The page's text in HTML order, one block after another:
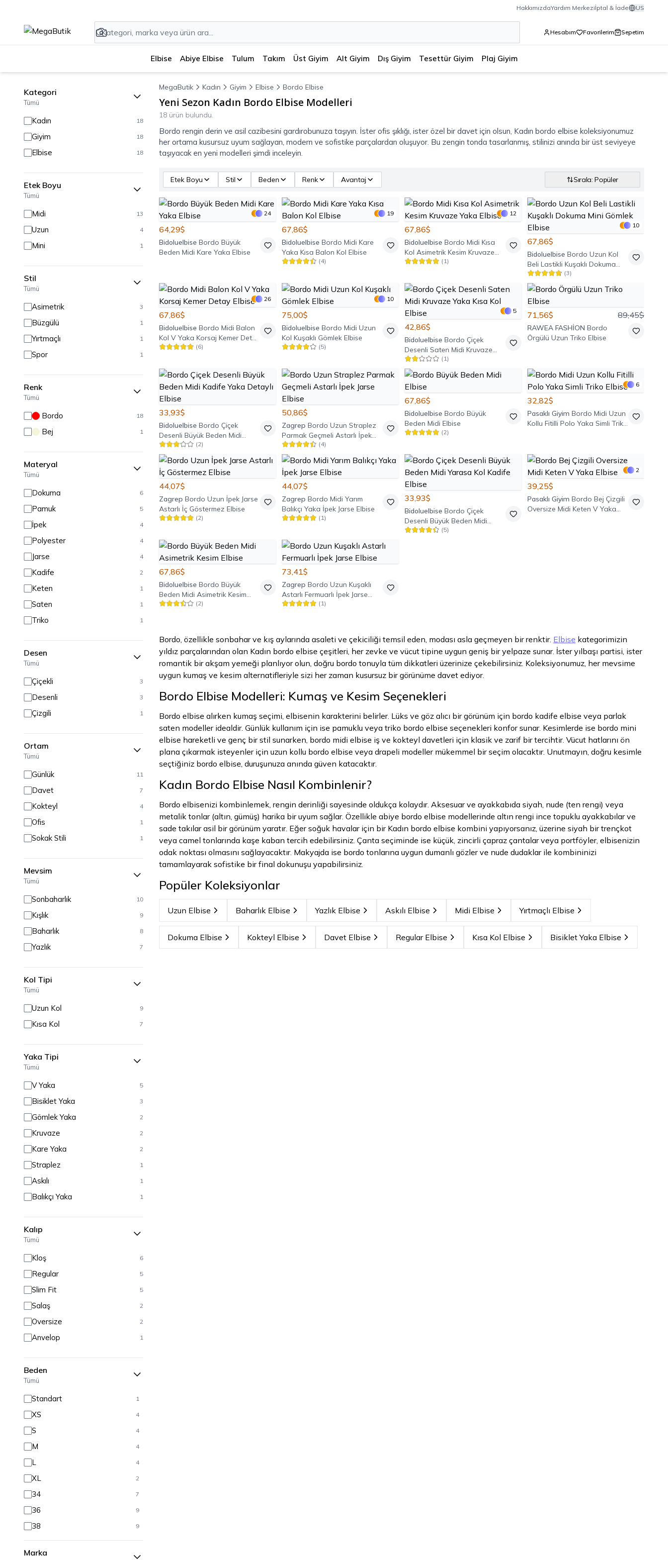
HakkımızdaYardım Merkeziİptal & İade US
Hesabım Favorilerim Sepetim
Elbise Abiye Elbise Tulum Takım Üst Giyim Alt Giyim Dış Giyim Tesettür Giyim Plaj Giyim
Kategori
Tümü
Kadın 18
Giyim 18
Elbise 18
Etek Boyu
Tümü
Midi 13
Uzun 4
Mini 1
Stil
Tümü
Asimetrik 3
Büzgülü 1
Yırtmaçlı 1
Spor 1
Renk
Tümü
Bordo 18
Bej 1
Materyal
Tümü
Dokuma 6
Pamuk 5
İpek 4
Polyester 4
Jarse 4
Kadife 2
Keten 1
Saten 1
Triko 1
Desen
Tümü
Çiçekli 3
Desenli 3
Çizgili 1
Ortam
Tümü
Günlük 11
Davet 7
Kokteyl 4
Ofis 1
Sokak Stili 1
Mevsim
Tümü
Sonbaharlık 10
Kışlık 9
Baharlık 8
Yazlık 7
Kol Tipi
Tümü
Uzun Kol 9
Kısa Kol 7
Yaka Tipi
Tümü
V Yaka 5
Bisiklet Yaka 3
Gömlek Yaka 2
Kruvaze 2
Kare Yaka 2
Straplez 1
Askılı 1
Balıkçı Yaka 1
Kalıp
Tümü
Kloş 6
Regular 5
Slim Fit 5
Salaş 2
Oversize 2
Anvelop 1
Beden
Tümü
Standart 1
XS 4
S 4
M 4
L 4
XL 2
34 7
36 9
38 9
40 8
42 7
Marka
MegaButik Kadın Giyim Elbise Bordo Elbise
Yeni Sezon Kadın Bordo Elbise Modelleri
18 ürün bulundu.
Bordo rengin derin ve asil cazibesini gardırobunuza taşıyın. İster ofis şıklığı, ister özel bir davet için olsun, Kadın bordo elbise koleksiyonumuz
her ortama kusursuz uyum sağlayan, modern ve sofistike parçalardan oluşuyor. Bu zengin tonda tasarlanmış, stilinizi anında bir üst seviyeye
taşıyacak en yeni modelleri şimdi inceleyin.
Etek Boyu Stil Beden Renk Avantaj Sırala: Popüler
24
64,29$
Bidoluelbise Bordo Büyük
Beden Midi Kare Yaka Elbise
19
67,86$
Bidoluelbise Bordo Midi Kare
Yaka Kısa Balon Kol Elbise
(4)
12
67,86$
Bidoluelbise Bordo Midi Kısa
Kol Asimetrik Kesim Kruvaze
Yaka Elbise ( 1)
10
67,86$
Bidoluelbise Bordo Uzun Kol
Beli Lastikli Kuşaklı Dokuma
Mini Gömlek Elbise
(3)
26
67,86$
Bidoluelbise Bordo Midi Balon
Kol V Yaka Korsaj Kemer Detay
Elbise
(6)
10
75,00$
Bidoluelbise Bordo Midi Uzun
Kol Kuşaklı Gömlek Elbise
(5)
5
42,86$
Bidoluelbise Bordo Çiçek
Desenli Saten Midi Kruvaze
Yaka Kısa Kol Elbise
( 1)
71,56$ 89,45$
RAWEA FASHİON Bordo
Örgülü Uzun Triko Elbise
33,93$
Bidoluelbise Bordo Çiçek
Desenli Büyük Beden Midi
Kadife Yaka Detaylı Elbise
(2)
50,86$
Zagrep Bordo Uzun Straplez
Parmak Geçmeli Astarlı İpek
Jarse Elbise (4)
67,86$
Bidoluelbise Bordo Büyük
Beden Midi Elbise
(2)
6
32,82$
Pasaklı Giyim Bordo Midi Uzun
Kollu Fitilli Polo Yaka Simli Triko
44,07$
Zagrep Bordo Uzun İpek Jarse
Astarlı İç Göstermez Elbise
(2)
44,07$
Zagrep Bordo Midi Yarım
Balıkçı Yaka İpek Jarse Elbise
( 1)
33,93$
Bidoluelbise Bordo Çiçek
Desenli Büyük Beden Midi
Yarasa Kol Kadife Elbise
(5)
2
39,25$
Pasaklı Giyim Bordo Bej Çizgili
Oversize Midi Keten V Yaka
67,86$
Bidoluelbise Bordo Büyük
Beden Midi Asimetrik Kesim
Elbise
(2)
73,41$
Zagrep Bordo Uzun Kuşaklı
Astarlı Fermuarlı İpek Jarse
Elbise
( 1)
Bordo, özellikle sonbahar ve kış aylarında asaleti ve çekiciliği temsil eden, modası asla geçmeyen bir renktir. Elbise kategorimizin
yıldız parçalarından olan Kadın bordo elbise çeşitleri, her zevke ve vücut tipine uygun geniş bir yelpaze sunar. İster yılbaşı partisi, ister
romantik bir akşam yemeği planlıyor olun, doğru bordo tonuyla tüm dikkatleri üzerinize çekebilirsiniz. Koleksiyonumuz, her mevsime
uygun kumaş ve kesim alternatifleriyle sizi her zaman kusursuz bir görünüme davet ediyor.
Bordo Elbise Modelleri: Kumaş ve Kesim Seçenekleri
Bordo elbise alırken kumaş seçimi, elbisenin karakterini belirler. Lüks ve göz alıcı bir görünüm için bordo kadife elbise veya parlak
saten modeller idealdir. Günlük kullanım için ise pamuklu veya triko bordo elbise seçenekleri konfor sunar. Kesimlerde ise bordo mini
elbise hareketli ve genç bir stil sunarken, bordo midi elbise iş ve kokteyl davetleri için klasik ve zarif bir tercihtir. Vücut hatlarını ön
plana çıkarmak isteyenler için uzun kollu bordo elbise veya drapeli modeller mükemmel bir seçim olacaktır. Unutmayın, doğru kesimle
seçtiğiniz bordo elbise, duruşunuza anında güven katacaktır.
Kadın Bordo Elbise Nasıl Kombinlenir?
Bordo elbisenizi kombinlemek, rengin derinliği sayesinde oldukça kolaydır. Aksesuar ve ayakkabıda siyah, nude (ten rengi) veya
metalik tonlar (altın, gümüş) harika bir uyum sağlar. Özellikle abiye bordo elbise modellerinde altın rengi ince topuklu ayakkabılar ve
sade takılar asil bir görünüm yaratır. Eğer soğuk havalar için bir Kadın bordo elbise kombini yapıyorsanız, üzerine siyah bir trençkot
veya camel tonlarında kaşe kaban tercih edebilirsiniz. Çanta seçiminde ise küçük, zincirli çapraz çantalar veya portföyler, elbisenizin
odak noktası olmasını sağlayacaktır. Makyajda ise bordo tonlarına uygun dumanlı gözler ve nude dudaklar ile kombininizi
tamamlayarak sofistike bir final dokunuşu yapabilirsiniz.
Popüler Koleksiyonlar
Uzun Elbise Baharlık Elbise Yazlık Elbise Askılı Elbise Midi Elbise Yırtmaçlı Elbise
Dokuma Elbise Kokteyl Elbise Davet Elbise Regular Elbise Kısa Kol Elbise Bisiklet Yaka Elbise